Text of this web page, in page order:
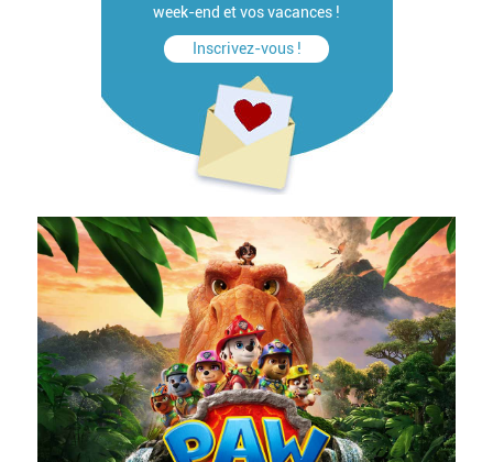
week-end et vos vacances !
Inscrivez-vous !